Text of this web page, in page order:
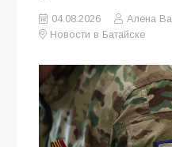
04.08.2026
Алена
Новости в Батайске